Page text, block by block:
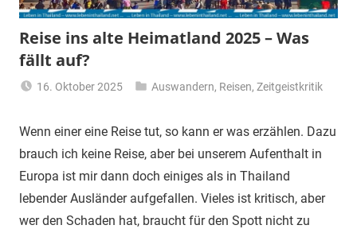
Reise ins alte Heimatland 2025 – Was
fällt auf?
16. Oktober 2025
Auswandern, Reisen,Zeitgeistkritik
Wenn einer eine Reise tut, so kann er was erzählen. Dazu
brauch ich keine Reise, aber bei unserem Aufenthalt in
Europa ist mir dann doch einiges als in Thailand
lebender Ausländer aufgefallen. Vieles ist kritisch, aber
wer den Schaden hat, braucht für den Spott nicht zu